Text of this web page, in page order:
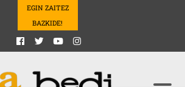
EGIN ZAITEZ
BAZKIDE!